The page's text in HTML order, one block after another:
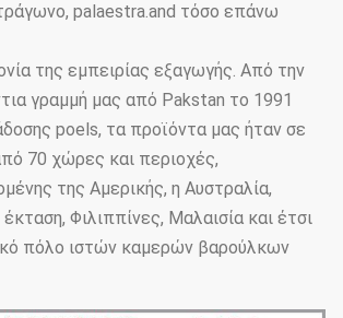
palaestra.and τόσο επάνω
της εμπειρίας εξαγωγής. Από την
γραμμή μας από Pakstan το 1991
poels, τα προϊόντα μας ήταν σε
70 χώρες και περιοχές,
της Αμερικής, η Αυστραλία,
Φιλιππίνες, Μαλαισία και έτσι
πόλο ιστών καμερών βαρούλκων